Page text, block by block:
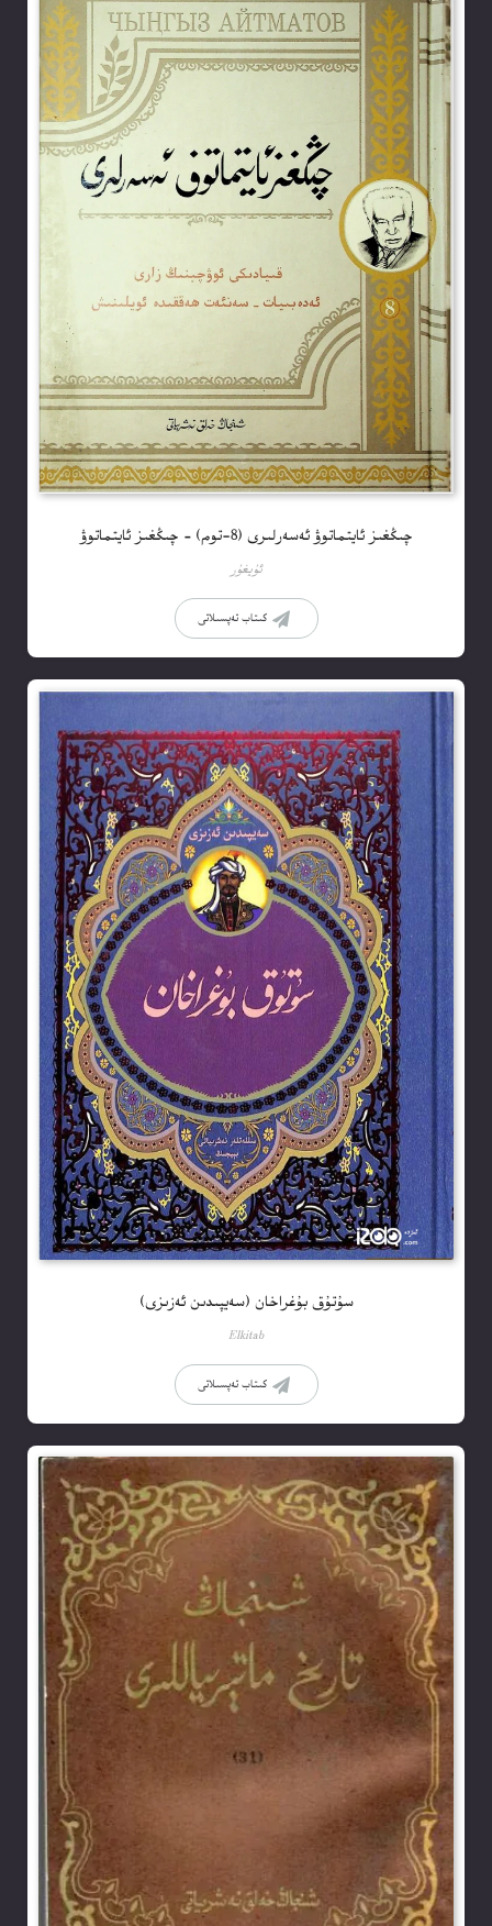
چىڭغىز ئايتماتوۋ ئەسەرلىرى (8-توم) – چىڭغىز ئايتماتوۋ
ئۇيغۇر
كىتاب تەپسىلاتى
سۇتۇق بۇغراخان (سەيپىدىن ئەزىزى)
Elkitab
كىتاب تەپسىلاتى